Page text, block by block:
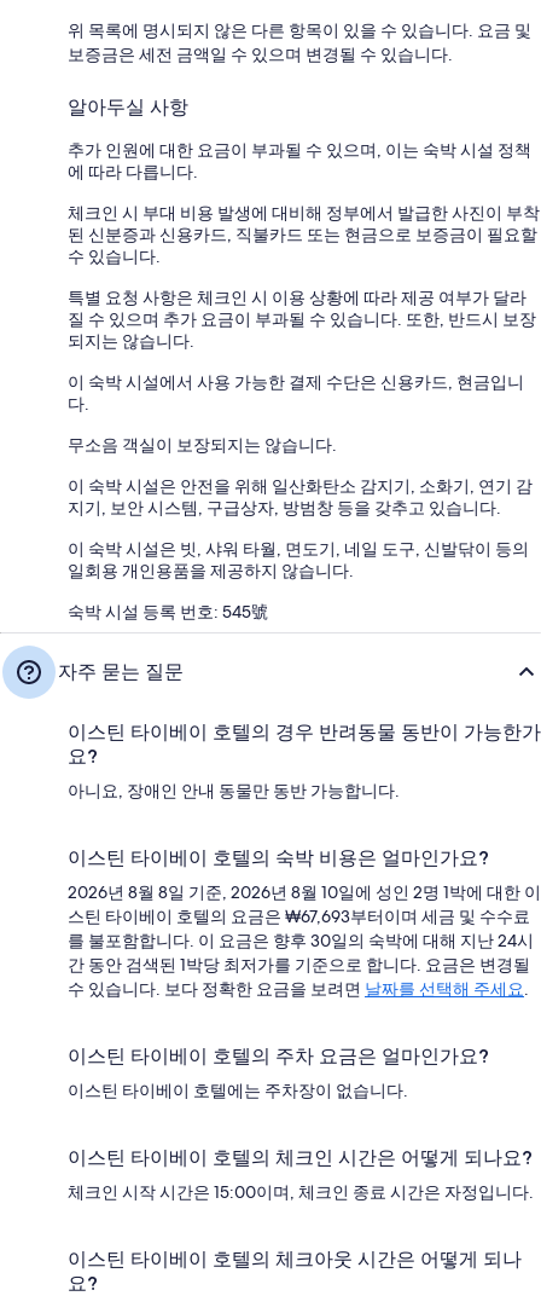
위 목록에 명시되지 않은 다른 항목이 있을 수 있습니다. 요금 및
보증금은 세전 금액일 수 있으며 변경될 수 있습니다.
알아두실 사항
추가 인원에 대한 요금이 부과될 수 있으며, 이는 숙박 시설 정책
에 따라 다릅니다.
체크인 시 부대 비용 발생에 대비해 정부에서 발급한 사진이 부착
된 신분증과 신용카드, 직불카드 또는 현금으로 보증금이 필요할
수 있습니다.
특별 요청 사항은 체크인 시 이용 상황에 따라 제공 여부가 달라
질 수 있으며 추가 요금이 부과될 수 있습니다. 또한, 반드시 보장
되지는 않습니다.
이 숙박 시설에서 사용 가능한 결제 수단은 신용카드, 현금입니
다.
무소음 객실이 보장되지는 않습니다.
이 숙박 시설은 안전을 위해 일산화탄소 감지기, 소화기, 연기 감
지기, 보안 시스템, 구급상자, 방범창 등을 갖추고 있습니다.
이 숙박 시설은 빗, 샤워 타월, 면도기, 네일 도구, 신발닦이 등의
일회용 개인용품을 제공하지 않습니다.
숙박 시설 등록 번호: 545號
자주 묻는 질문
이스틴 타이베이 호텔의 경우 반려동물 동반이 가능한가
요?
아니요, 장애인 안내 동물만 동반 가능합니다.
이스틴 타이베이 호텔의 숙박 비용은 얼마인가요?
2026년 8월 8일 기준, 2026년 8월 10일에 성인 2명 1박에 대한 이
스틴 타이베이 호텔의 요금은 ₩67,693부터이며 세금 및 수수료
를 불포함합니다. 이 요금은 향후 30일의 숙박에 대해 지난 24시
간 동안 검색된 1박당 최저가를 기준으로 합니다. 요금은 변경될
수 있습니다. 보다 정확한 요금을 보려면 날짜를 선택해 주세요.
이스틴 타이베이 호텔의 주차 요금은 얼마인가요?
이스틴 타이베이 호텔에는 주차장이 없습니다.
이스틴 타이베이 호텔의 체크인 시간은 어떻게 되나요?
체크인 시작 시간은 15:00이며, 체크인 종료 시간은 자정입니다.
이스틴 타이베이 호텔의 체크아웃 시간은 어떻게 되나
요?